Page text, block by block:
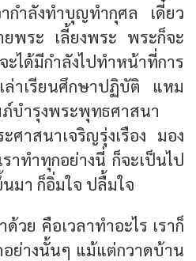
กำลังทำบุญทำกุศล เดี๋ยว
ยพระ เลี้ยงพระ พระก็จะ
ด้มีกำลังไปทำหน้าที่การ
าเรียนศึกษาปฏิบัติ แหม
บำรุงพระพุทธศาสนา
ศาสนาเจริญรุ่งเรือง มอง
าทำทุกอย่างนี่ ก็จะเป็นไป
มา ก็อิ่มใจ ปลื้มใจ
ย คือเวลาทำอะไร เราก็
อย่างนั้นๆ แม้แต่กวาดบ้าน